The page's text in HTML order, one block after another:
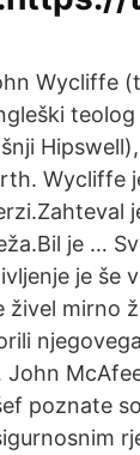
Wycliffe
teolog
Wycliffe
je …
je še
živel mirno
poznate